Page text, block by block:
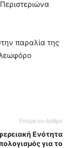
παραλία της
Επόμενο άρθρο
Ενότητα
για το